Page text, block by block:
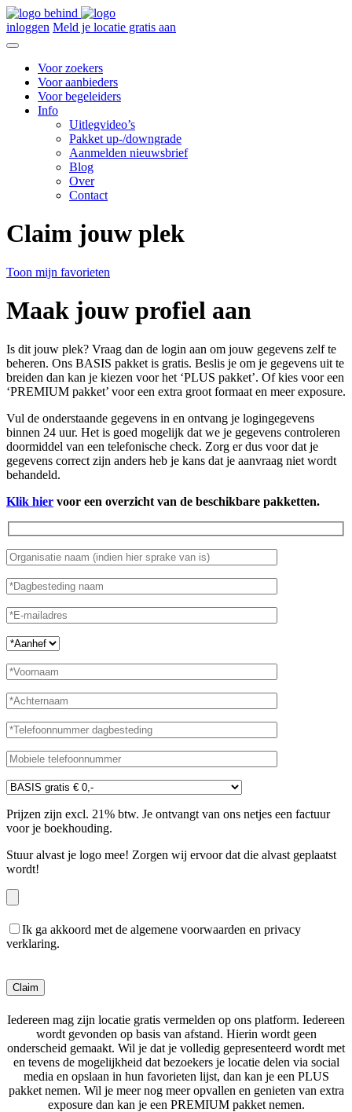
inloggen Meld je locatie gratis aan
Voor zoekers
Voor aanbieders
Voor begeleiders
Info
Uitlegvideo’s
Pakket up-/downgrade
Aanmelden nieuwsbrief
Blog
Over
Contact
Claim jouw plek
Toon mijn favorieten
Maak jouw profiel aan
Is dit jouw plek? Vraag dan de login aan om jouw gegevens zelf te
beheren. Ons BASIS pakket is gratis. Beslis je om je gegevens uit te
breiden dan kan je kiezen voor het ‘PLUS pakket’. Of kies voor een
‘PREMIUM pakket’ voor een extra groot formaat en meer exposure.
Vul de onderstaande gegevens in en ontvang je logingegevens
binnen 24 uur. Het is goed mogelijk dat we je gegevens controleren
doormiddel van een telefonische check. Zorg er dus voor dat je
gegevens correct zijn anders heb je kans dat je aanvraag niet wordt
behandeld.
Klik hier voor een overzicht van de beschikbare pakketten.
Prijzen zijn excl. 21% btw. Je ontvangt van ons netjes een factuur
voor je boekhouding.
Stuur alvast je logo mee! Zorgen wij ervoor dat die alvast geplaatst
wordt!
Ik ga akkoord met de algemene voorwaarden en privacy
verklaring.
Iedereen mag zijn locatie gratis vermelden op ons platform. Iedereen
wordt gevonden op basis van afstand. Hierin wordt geen
onderscheid gemaakt. Wil je dat je volledig gepresenteerd wordt met
en tevens de mogelijkheid dat bezoekers je locatie delen via social
media en opslaan in hun favorieten lijst, dan kan je een PLUS
pakket nemen. Wil je meer nog meer opvallen en genieten van extra
exposure dan kan je een PREMIUM pakket nemen.